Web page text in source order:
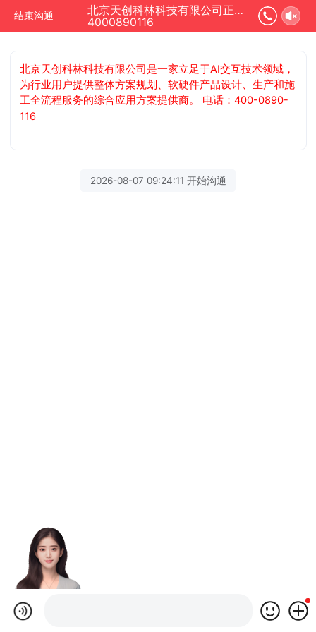
结束沟通
北京天创科林科技有限公司正在为您服务
4000890116
北京天创科林科技有限公司是一家立足于AI交互技术领域，
为行业用户提供整体方案规划、软硬件产品设计、生产和施
工全流程服务的综合应用方案提供商。 电话：400-0890-
116
2026-08-07 09:24:11 开始沟通